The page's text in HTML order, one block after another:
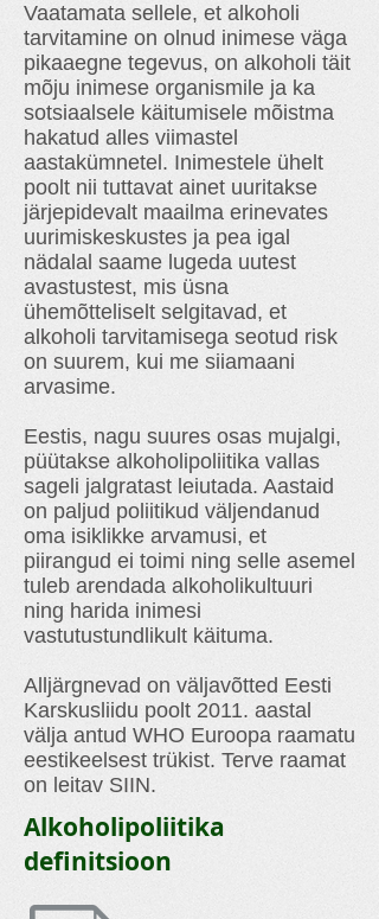
Vaatamata sellele, et alkoholi
tarvitamine on olnud inimese väga
pikaaegne tegevus, on alkoholi täit
mõju inimese organismile ja ka
sotsiaalsele käitumisele mõistma
hakatud alles viimastel
aastakümnetel. Inimestele ühelt
poolt nii tuttavat ainet uuritakse
järjepidevalt maailma erinevates
uurimiskeskustes ja pea igal
nädalal saame lugeda uutest
avastustest, mis üsna
ühemõtteliselt selgitavad, et
alkoholi tarvitamisega seotud risk
on suurem, kui me siiamaani
arvasime.
Eestis, nagu suures osas mujalgi,
püütakse alkoholipoliitika vallas
sageli jalgratast leiutada. Aastaid
on paljud poliitikud väljendanud
oma isiklikke arvamusi, et
piirangud ei toimi ning selle asemel
tuleb arendada alkoholikultuuri
ning harida inimesi
vastutustundlikult käituma.
Alljärgnevad on väljavõtted Eesti
Karskusliidu poolt 2011. aastal
välja antud WHO Euroopa raamatu
eestikeelsest trükist. Terve raamat
on leitav SIIN.
Alkoholipoliitika
definitsioon